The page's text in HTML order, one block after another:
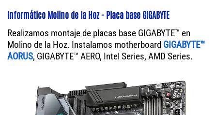
Informático Molino de la Hoz - Placa base GIGABYTE
Realizamos montaje de placas base GIGABYTE™ en
Molino de la Hoz. Instalamos motherboard GIGABYTE™
AORUS, GIGABYTE™ AERO, Intel Series, AMD Series.